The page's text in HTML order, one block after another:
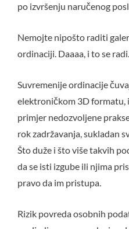
po izvršenju naručenog
Nemojte nipošto raditi
ordinaciji. Daaaa, i to se
Suvremenije ordinacije
elektroničkom 3D formatu,
primjer nedozvoljene
rok zadržavanja, sukladan
Što duže i što više takvih
da se isti izgube ili njima
pravo da im pristupa.
Rizik povreda osobnih